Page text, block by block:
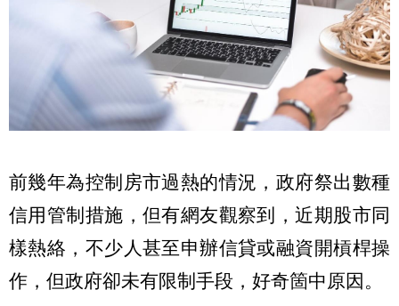
前幾年為控制房市過熱的情況，政府祭出數種
信用管制措施，但有網友觀察到，近期股市同
樣熱絡，不少人甚至申辦信貸或融資開槓桿操
作，但政府卻未有限制手段，好奇箇中原因。